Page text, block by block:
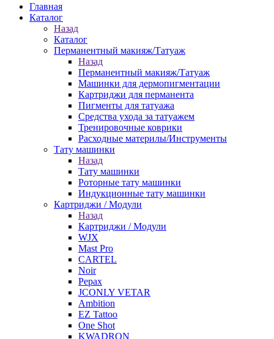
Главная
Каталог
Назад
Каталог
Перманентный макияж/Татуаж
Назад
Перманентный макияж/Татуаж
Машинки для дермопигментации
Картриджи для перманента
Пигменты для татуажа
Средства ухода за татуажем
Тренировочные коврики
Расходные материлы/Инструменты
Тату машинки
Назад
Тату машинки
Роторные тату машинки
Индукционные тату машинки
Картриджи / Модули
Назад
Картриджи / Модули
WJX
Mast Pro
CARTEL
Noir
Pepax
JCONLY VETAR
Ambition
EZ Tattoo
One Shot
KWADRON